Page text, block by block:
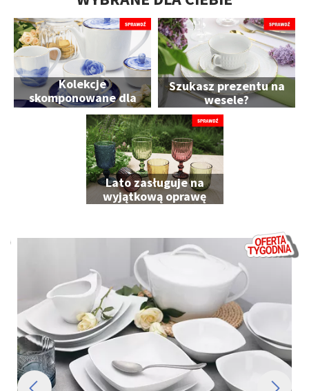
Kolekcje
skomponowane dla
Ciebie
Szukasz prezentu na
wesele?
Lato zasługuje na
wyjątkową oprawę